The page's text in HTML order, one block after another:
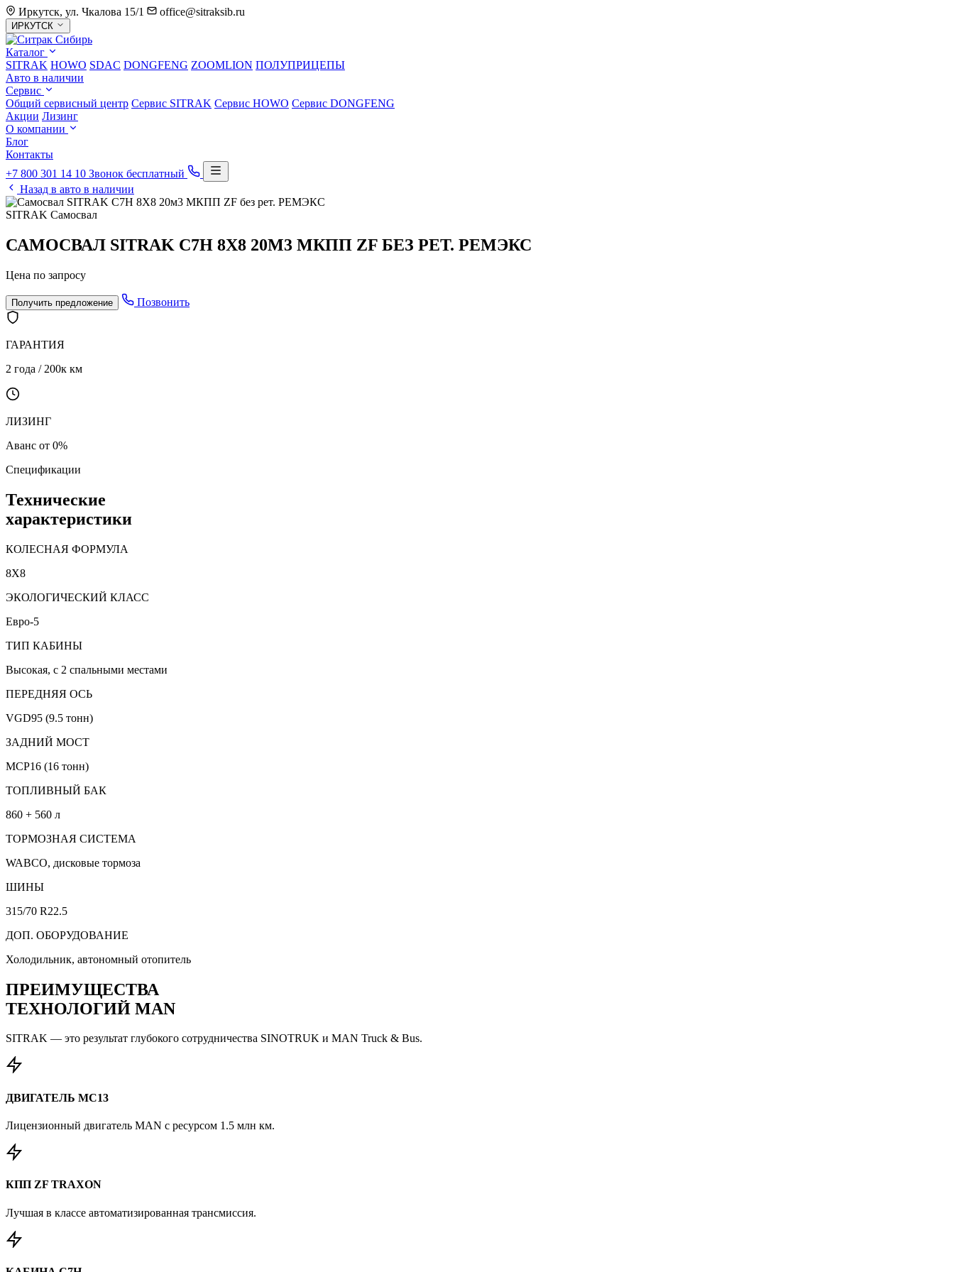
Иркутск, ул. Чкалова 15/1
office@sitraksib.ru
Выбор
города
ИРКУТСК
Каталог
SITRAK HOWO SDAC DONGFENG ZOOMLION ПОЛУПРИЦЕПЫ
Авто в наличии
Сервис
Общий сервисный центр Сервис SITRAK Сервис HOWO Сервис DONGFENG
Акции Лизинг
О компании
Блог
Контакты
+7 800 301 14 10 Звонок бесплатный
Назад в авто в наличии
SITRAK Самосвал
САМОСВАЛ SITRAK С7H 8Х8 20М3 МКПП ZF БЕЗ РЕТ. РЕМЭКС
Цена по запросу
Получить предложение Позвонить
ГАРАНТИЯ
2 года / 200к км
ЛИЗИНГ
Аванс от 0%
Спецификации
Технические
характеристики
КОЛЕСНАЯ ФОРМУЛА
8X8
ЭКОЛОГИЧЕСКИЙ КЛАСС
Евро-5
ТИП КАБИНЫ
Высокая, с 2 спальными местами
ПЕРЕДНЯЯ ОСЬ
VGD95 (9.5 тонн)
ЗАДНИЙ МОСТ
MCP16 (16 тонн)
ТОПЛИВНЫЙ БАК
860 + 560 л
ТОРМОЗНАЯ СИСТЕМА
WABCO, дисковые тормоза
ШИНЫ
315/70 R22.5
ДОП. ОБОРУДОВАНИЕ
Холодильник, автономный отопитель
ПРЕИМУЩЕСТВА
ТЕХНОЛОГИЙ MAN
SITRAK — это результат глубокого сотрудничества SINOTRUK и MAN Truck & Bus.
ДВИГАТЕЛЬ MC13
Лицензионный двигатель MAN с ресурсом 1.5 млн км.
КПП ZF TRAXON
Лучшая в классе автоматизированная трансмиссия.